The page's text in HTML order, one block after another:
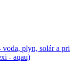
plyn, solár a pri
- aqau)